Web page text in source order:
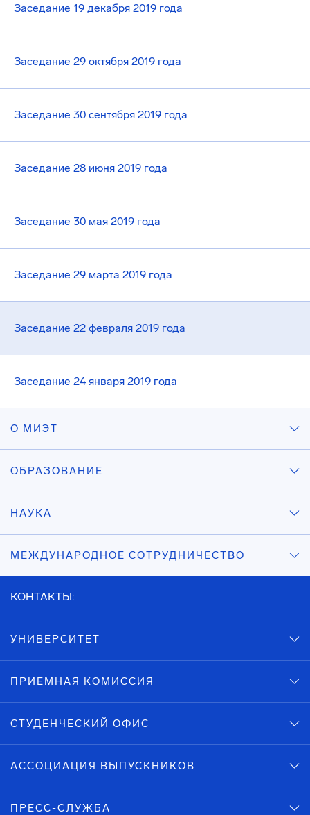
Заседание 19 декабря 2019 года
Заседание 29 октября 2019 года
Заседание 30 сентября 2019 года
Заседание 28 июня 2019 года
Заседание 30 мая 2019 года
Заседание 29 марта 2019 года
Заседание 22 февраля 2019 года
Заседание 24 января 2019 года
О МИЭТ
ОБРАЗОВАНИЕ
НАУКА
МЕЖДУНАРОДНОЕ СОТРУДНИЧЕСТВО
КОНТАКТЫ:
УНИВЕРСИТЕТ
ПРИЕМНАЯ КОМИССИЯ
СТУДЕНЧЕСКИЙ ОФИС
АССОЦИАЦИЯ ВЫПУСКНИКОВ
ПРЕСС-СЛУЖБА